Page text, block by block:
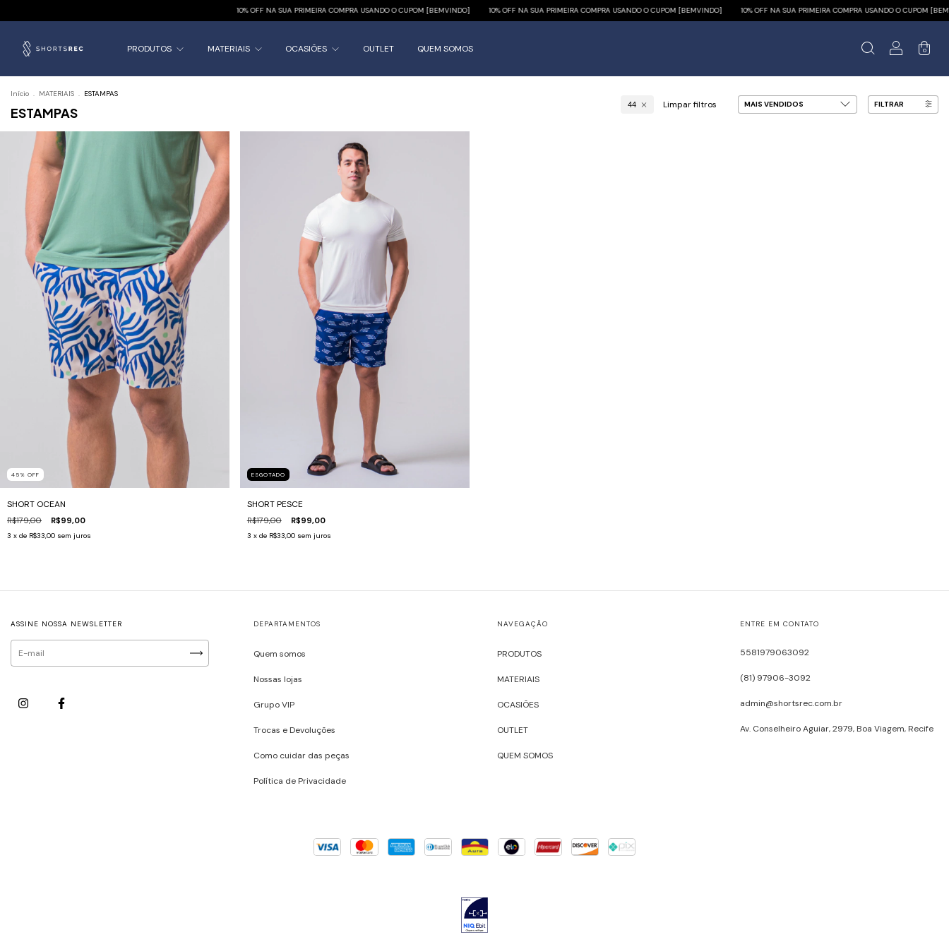
10% OFF NA SUA PRIMEIRA COMPRA USANDO O CUPOM [BEMVINDO] 10% OFF NA SUA PRIMEIRA COMPRA USANDO O CUPOM [BEMVINDO] 10% OFF NA SUA PRIMEIRA COMPRA USANDO O CUPOM
PRODUTOS MATERIAIS OCASIÕES OUTLET QUEM SOMOS 0
Início . MATERIAIS . ESTAMPAS
ESTAMPAS
44 Limpar filtros FILTRAR
45 % OFF
SHORT OCEAN
R$179,00 R$99,00
3 x de R$33,00 sem juros
ESGOTADO
SHORT PESCE
R$179,00 R$99,00
3 x de R$33,00 sem juros
ASSINE NOSSA NEWSLETTER DEPARTAMENTOS
Quem somos
Nossas lojas
Grupo VIP
Trocas e Devoluções
Como cuidar das peças
Política de Privacidade
NAVEGAÇÃO
PRODUTOS
MATERIAIS
OCASIÕES
OUTLET
QUEM SOMOS
ENTRE EM CONTATO
5581979063092
(81) 97906-3092
admin@shortsrec.com.br
Av. Conselheiro Aguiar, 2979, Boa Viagem, Recife